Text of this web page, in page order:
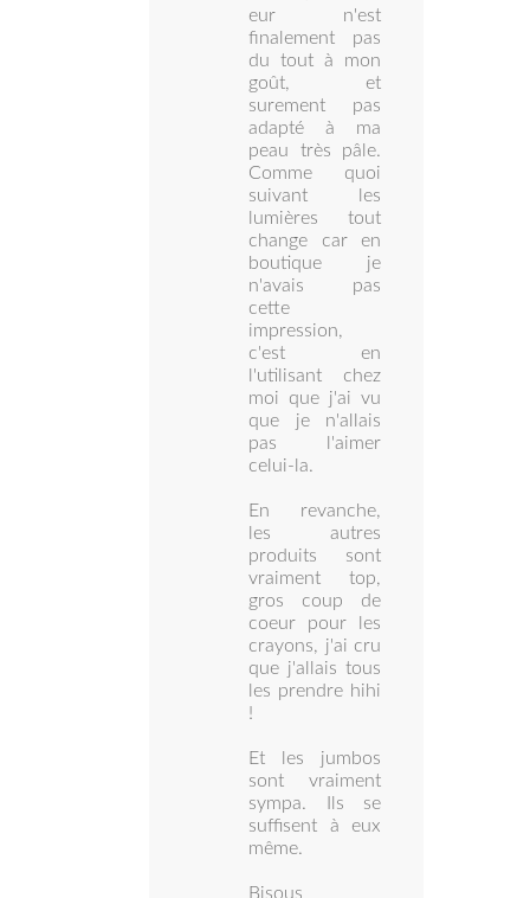
eur n'est
finalement pas
du tout à mon
goût, et
surement pas
adapté à ma
peau très pâle.
Comme quoi
suivant les
lumières tout
change car en
boutique je
n'avais pas
cette
impression,
c'est en
l'utilisant chez
moi que j'ai vu
que je n'allais
pas l'aimer
celui-la.
En revanche,
les autres
produits sont
vraiment top,
gros coup de
coeur pour les
crayons, j'ai cru
que j'allais tous
les prendre hihi
!
Et les jumbos
sont vraiment
sympa. Ils se
suffisent à eux
même.
Bisous